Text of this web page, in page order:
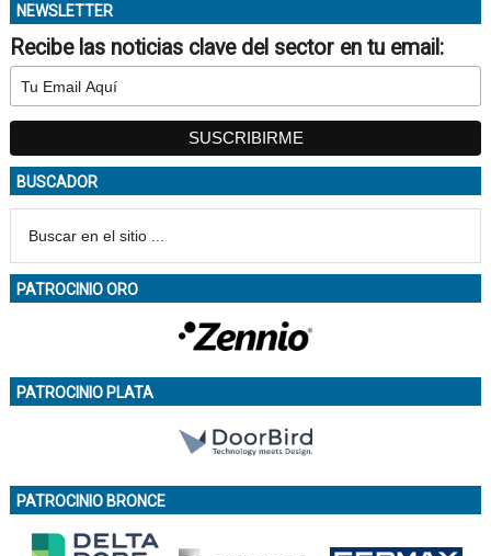
NEWSLETTER
Recibe las noticias clave del sector en tu email:
BUSCADOR
PATROCINIO ORO
PATROCINIO PLATA
PATROCINIO BRONCE